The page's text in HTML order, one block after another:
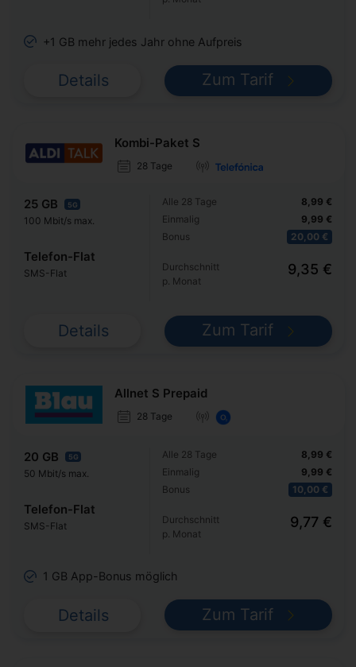
+1 GB mehr jedes Jahr ohne Aufpreis
Details Zum Tarif
Kombi-Paket S
28 Tage
25 GB 5G
100 Mbit/s max.
Telefon-Flat
SMS-Flat
Alle 28 Tage
Einmalig
Bonus
8,99 €
9,99 €
20,00 €
Durchschnitt
p. Monat
9,35 €
Details Zum Tarif
Allnet S Prepaid
28 Tage
20 GB 5G
50 Mbit/s max.
Telefon-Flat
SMS-Flat
Alle 28 Tage
Einmalig
Bonus
8,99 €
9,99 €
10,00 €
Durchschnitt
p. Monat
9,77 €
1 GB App-Bonus möglich
Details Zum Tarif